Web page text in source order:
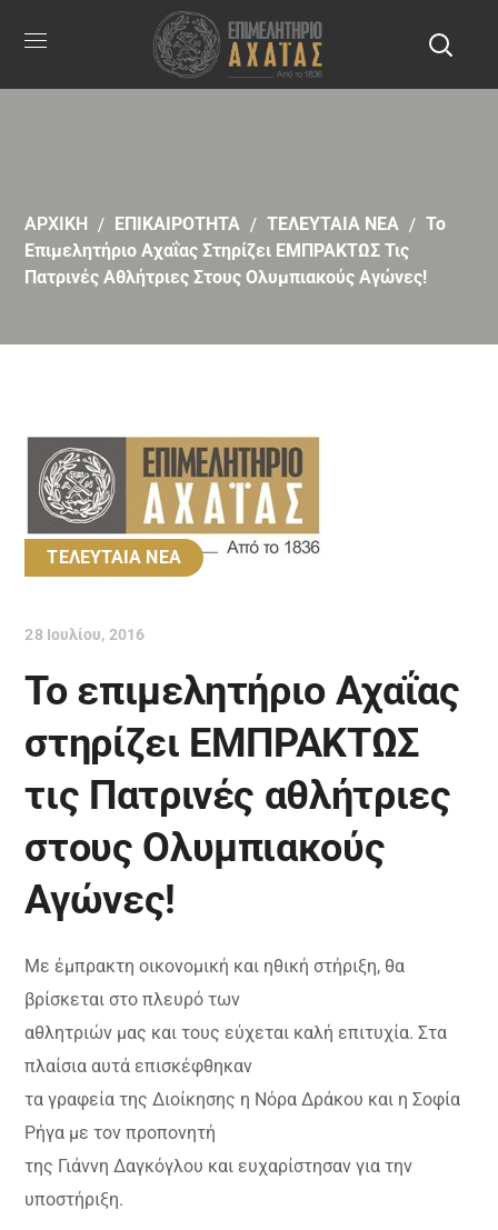
ΑΡΧΙΚΗ ΕΠΙΚΑΙΡΟΤΗΤΑ ΤΕΛΕΥΤΑΙΑ ΝΕΑ
Το
Επιμελητήριο Αχαΐας Στηρίζει ΕΜΠΡΑΚΤΩΣ Τις
Πατρινές Αθλήτριες Στους Ολυμπιακούς Αγώνες!
ΤΕΛΕΥΤΑΙΑ ΝΕΑ
28 Ιουλίου, 2016
Το επιμελητήριο Αχαΐας
στηρίζει ΕΜΠΡΑΚΤΩΣ
τις Πατρινές αθλήτριες
στους Ολυμπιακούς
Αγώνες!
Με έμπρακτη οικονομική και ηθική στήριξη, θα
βρίσκεται στο πλευρό των
αθλητριών μας και τους εύχεται καλή επιτυχία. Στα
πλαίσια αυτά επισκέφθηκαν
τα γραφεία της Διοίκησης η Νόρα Δράκου και η Σοφία
Ρήγα με τον προπονητή
της Γιάννη Δαγκόγλου και ευχαρίστησαν για την
υποστήριξη.